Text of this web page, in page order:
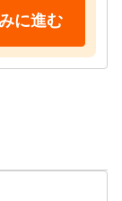
④ 18:0
に進む